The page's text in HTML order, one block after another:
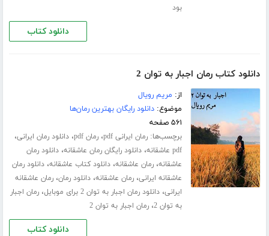
بود
دانلود کتاب
دانلود کتاب رمان اجبار به توان 2
از: مریم رویال
موضوع:دانلود رایگان بهترین رمان‌ها
۵۶۱ صفحه
برچسب‌ها:رمان ایرانی pdf ،رمان pdf ،دانلود رمان ایرانی،
pdf عاشقانه ،دانلود رایگان رمان عاشقانه،دانلود رمان
عاشقانه،رمان عاشقانه،دانلود کتاب عاشقانه،دانلود رمان
عاشقانه ایرانی،رمان عاشقانه،دانلود رمان،رمان عاشقانه
ایرانی،دانلود رمان اجبار به توان 2 برای موبایل ،رمان اجبار
به توان 2 ،رمان اجبار به توان 2
دانلود کتاب